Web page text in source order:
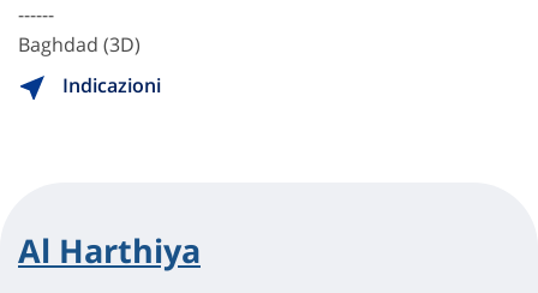
------
Baghdad (3D)
Indicazioni
Al Harthiya